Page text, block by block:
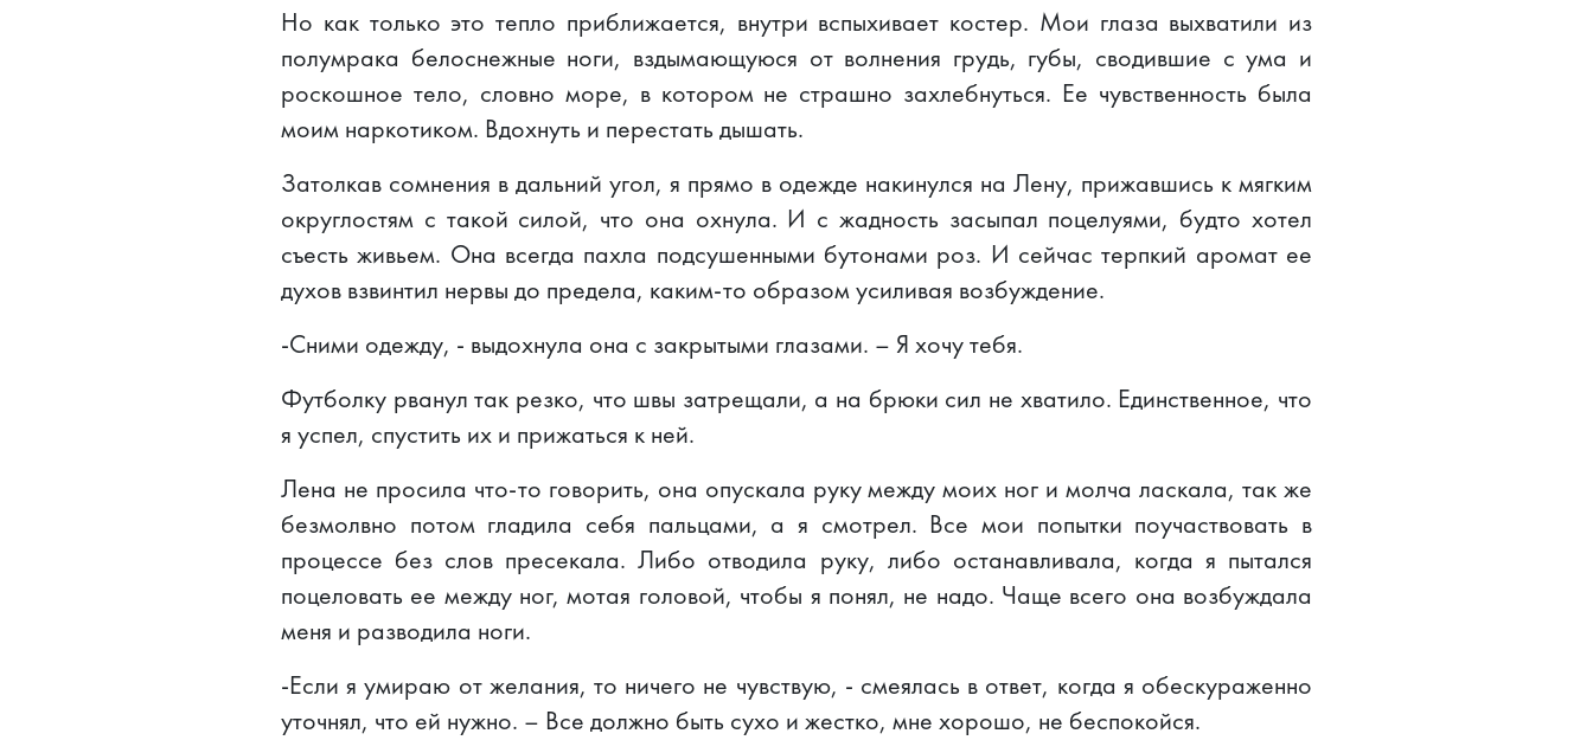
Но как только это тепло приближается, внутри вспыхивает костер. Мои глаза выхватили из
полумрака белоснежные ноги, вздымающуюся от волнения грудь, губы, сводившие с ума и
роскошное тело, словно море, в котором не страшно захлебнуться. Ее чувственность была
моим наркотиком. Вдохнуть и перестать дышать.
Затолкав сомнения в дальний угол, я прямо в одежде накинулся на Лену, прижавшись к мягким
округлостям с такой силой, что она охнула. И с жадность засыпал поцелуями, будто хотел
съесть живьем. Она всегда пахла подсушенными бутонами роз. И сейчас терпкий аромат ее
духов взвинтил нервы до предела, каким-то образом усиливая возбуждение.
-Сними одежду, - выдохнула она с закрытыми глазами. – Я хочу тебя.
Футболку рванул так резко, что швы затрещали, а на брюки сил не хватило. Единственное, что
я успел, спустить их и прижаться к ней.
Лена не просила что-то говорить, она опускала руку между моих ног и молча ласкала, так же
безмолвно потом гладила себя пальцами, а я смотрел. Все мои попытки поучаствовать в
процессе без слов пресекала. Либо отводила руку, либо останавливала, когда я пытался
поцеловать ее между ног, мотая головой, чтобы я понял, не надо. Чаще всего она возбуждала
меня и разводила ноги.
-Если я умираю от желания, то ничего не чувствую, - смеялась в ответ, когда я обескураженно
уточнял, что ей нужно. – Все должно быть сухо и жестко, мне хорошо, не беспокойся.